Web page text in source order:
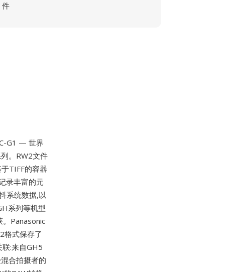
件
G1 — 世界
。RW2文件
TIFF的容器
录丰富的元
系统数据,以
系列等机型
。Panasonic
格式保存了
:来自GH5
合拍摄者的